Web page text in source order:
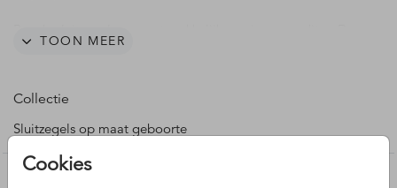
Cookies
stickers worden op een vel met 25 stuks gedrukt.
de kleur nooit exact gelijk aan dezelfde kleur gedrukt op
papier.
Hulp nodig? Neem gerust contact met ons op.
TOON MEER
Collectie
Sluitzegels op maat geboorte